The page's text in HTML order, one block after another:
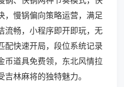
，慢锅偏向策略运营，满足
流畅，小程序即开即玩，无
配快速开局，段位系统记录
币道具免费领，东北风情拉
林麻将的独特魅力。